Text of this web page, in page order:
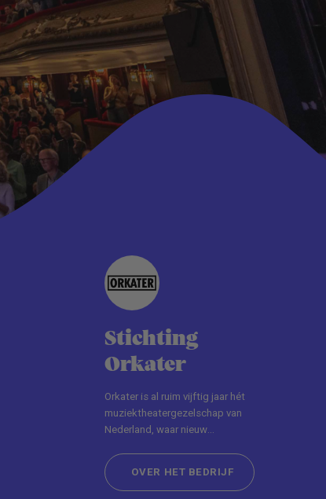
Stichting
Orkater
Orkater is al ruim vijftig jaar hét
muziektheatergezelschap van
Nederland, waar nieuw
verhalen
OVER HET BEDRIJF